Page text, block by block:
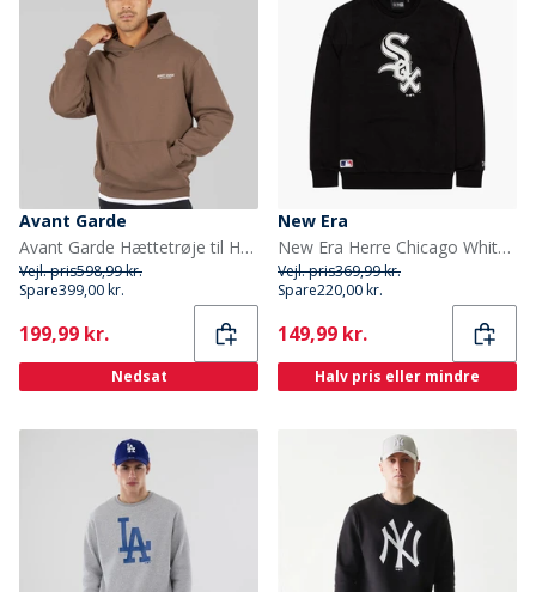
Avant Garde
Avant Garde Hættetrøje til Herre Mink
Vejl. pris598,99 kr.
Spare399,00 kr.
Current
199,99 kr.
Nedsat
New Era
New Era Herre Chicago White Sox Sweatshirt Sort
Vejl. pris369,99 kr.
Spare220,00 kr.
Current
149,99 kr.
Halv pris eller mindre